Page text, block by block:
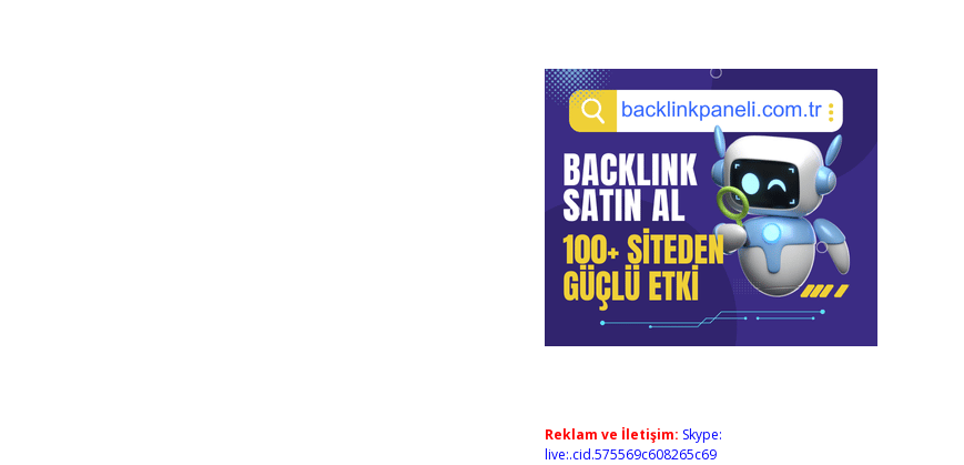
Reklam ve İletişim: Skype:
live:.cid.575569c608265c69